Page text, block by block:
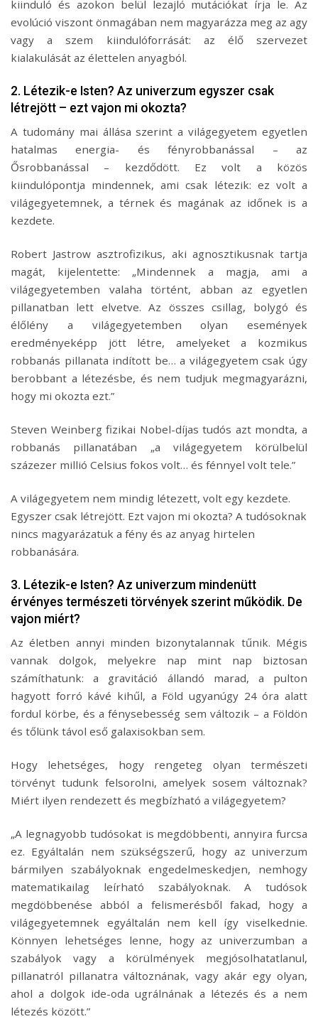
kiinduló és azokon belül lezajló mutációkat írja le. Az
evolúció viszont önmagában nem magyarázza meg az agy
vagy a szem kiindulóforrását: az élő szervezet
kialakulását az élettelen anyagból.
2. Létezik-e Isten? Az univerzum egyszer csak
létrejött – ezt vajon mi okozta?
A tudomány mai állása szerint a világegyetem egyetlen
hatalmas energia- és fényrobbanással – az
Ősrobbanással – kezdődött. Ez volt a közös
kiindulópontja mindennek, ami csak létezik: ez volt a
világegyetemnek, a térnek és magának az időnek is a
kezdete.
Robert Jastrow asztrofizikus, aki agnosztikusnak tartja
magát, kijelentette: „Mindennek a magja, ami a
világegyetemben valaha történt, abban az egyetlen
pillanatban lett elvetve. Az összes csillag, bolygó és
élőlény a világegyetemben olyan események
eredményeképp jött létre, amelyeket a kozmikus
robbanás pillanata indított be… a világegyetem csak úgy
berobbant a létezésbe, és nem tudjuk megmagyarázni,
hogy mi okozta ezt.”
Steven Weinberg fizikai Nobel-díjas tudós azt mondta, a
robbanás pillanatában „a világegyetem körülbelül
százezer millió Celsius fokos volt… és fénnyel volt tele.”
A világegyetem nem mindig létezett, volt egy kezdete.
Egyszer csak létrejött. Ezt vajon mi okozta? A tudósoknak
nincs magyarázatuk a fény és az anyag hirtelen
robbanására.
3. Létezik-e Isten? Az univerzum mindenütt
érvényes természeti törvények szerint működik. De
vajon miért?
Az életben annyi minden bizonytalannak tűnik. Mégis
vannak dolgok, melyekre nap mint nap biztosan
számíthatunk: a gravitáció állandó marad, a pulton
hagyott forró kávé kihűl, a Föld ugyanúgy 24 óra alatt
fordul körbe, és a fénysebesség sem változik – a Földön
és tőlünk távol eső galaxisokban sem.
Hogy lehetséges, hogy rengeteg olyan természeti
törvényt tudunk felsorolni, amelyek sosem változnak?
Miért ilyen rendezett és megbízható a világegyetem?
„A legnagyobb tudósokat is megdöbbenti, annyira furcsa
ez. Egyáltalán nem szükségszerű, hogy az univerzum
bármilyen szabályoknak engedelmeskedjen, nemhogy
matematikailag leírható szabályoknak. A tudósok
megdöbbenése abból a felismerésből fakad, hogy a
világegyetemnek egyáltalán nem kell így viselkednie.
Könnyen lehetséges lenne, hogy az univerzumban a
szabályok vagy a körülmények megjósolhatatlanul,
pillanatról pillanatra változnának, vagy akár egy olyan,
ahol a dolgok ide-oda ugrálnának a létezés és a nem
létezés között.”